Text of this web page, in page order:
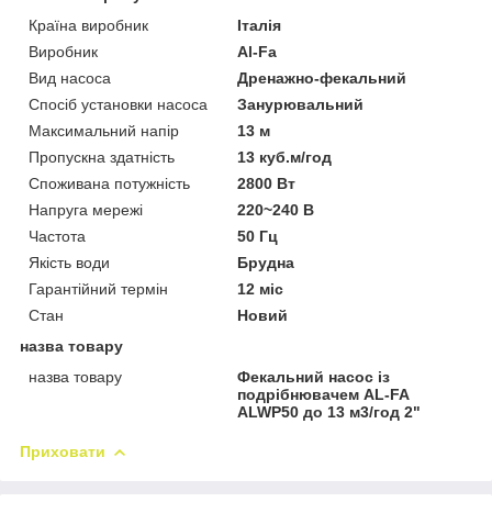
Країна виробник
Італія
Виробник
Al-Fa
Вид насоса
Дренажно-фекальний
Спосіб установки насоса
Занурювальний
Максимальний напір
13 м
Пропускна здатність
13 куб.м/год
Споживана потужність
2800 Вт
Напруга мережі
220~240 В
Частота
50 Гц
Якість води
Брудна
Гарантійний термін
12 міс
Стан
Новий
назва товару
назва товару
Фекальний насос із
подрібнювачем AL-FA
ALWP50 до 13 м3/год 2"
Приховати